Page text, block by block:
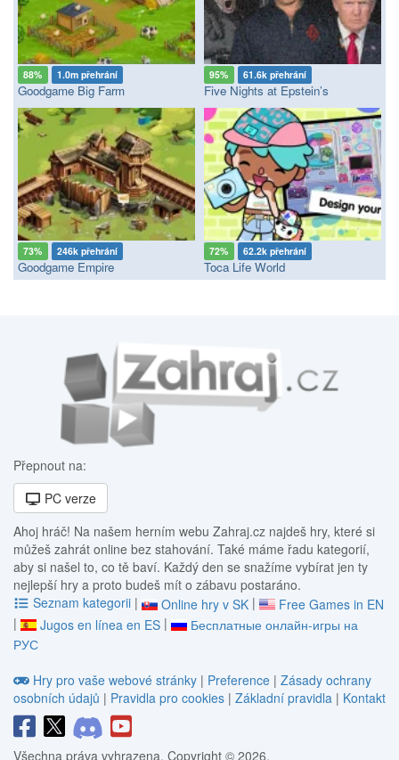
88% 1.0m přehrání
Goodgame Big Farm
95% 61.6k přehrání
Five Nights at Epstein’s
73% 246k přehrání
Goodgame Empire
72% 62.2k přehrání
Toca Life World
Přepnout na:
PC verze
Ahoj hráč! Na našem herním webu Zahraj.cz najdeš hry, které si
můžeš zahrát online bez stahování. Také máme řadu kategorií,
aby si našel to, co tě baví. Každý den se snažíme vybírat jen ty
nejlepší hry a proto budeš mít o zábavu postaráno.
Seznam kategorii | Online hry v SK |
Free Games in EN
|
Jugos en línea en ES |
Бесплатные онлайн-игры на
РУС
Hry pro vaše webové stránky | Preference | Zásady ochrany
osobních údajů | Pravidla pro cookies | Základní pravidla | Kontakt
Všechna práva vyhrazena. Copyright © 2026.